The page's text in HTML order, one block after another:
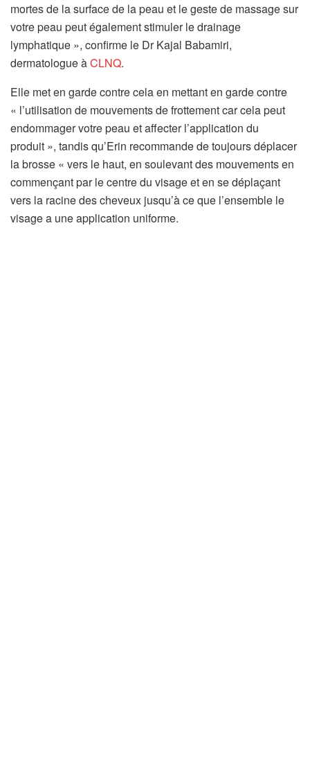
mortes de la surface de la peau et le geste de massage sur
votre peau peut également stimuler le drainage
lymphatique », confirme le Dr Kajal Babamiri,
dermatologue àCLNQ.
Elle met en garde contre cela en mettant en garde contre
« l’utilisation de mouvements de frottement car cela peut
endommager votre peau et affecter l’application du
produit », tandis qu’Erin recommande de toujours déplacer
la brosse « vers le haut, en soulevant des mouvements en
commençant par le centre du visage et en se déplaçant
vers la racine des cheveux jusqu’à ce que l’ensemble le
visage a une application uniforme.